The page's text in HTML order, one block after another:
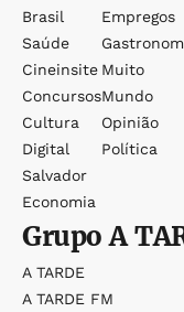
Brasil
Saúde
Cineinsite
Concursos
Cultura
Digital
Salvador
Economia
Empregos
Muito
Mundo
Opinião
Política
GrupoA
A TARDE
A TARDE FM